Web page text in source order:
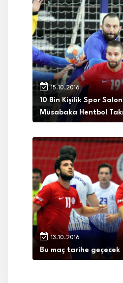
15.10.2016
10 Bin Kişilik Spor
Müsabaka Hentbol
13.10.2016
Bu maç tarihe geçecek